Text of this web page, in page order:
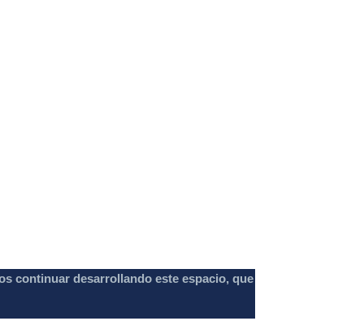
continuar desarrollando este espacio, que